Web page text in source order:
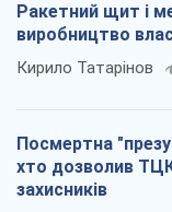
Ракетний щит і
виробництво
Кирило Татарінов
Посмертна
хто дозволив
захисників